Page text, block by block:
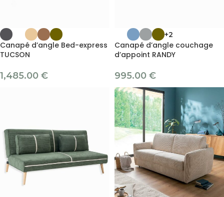
Canapé d’angle Bed-express
TUCSON
1,485.00 €
+2
Canapé d’angle couchage
d’appoint RANDY
995.00 €